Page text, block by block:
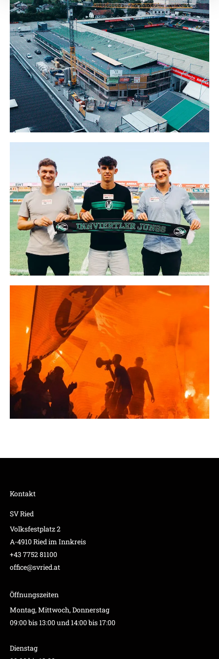
Empfänger entnehmen Sie unserer
Datenschutzerklärung.
Kontakt
SV Ried
Volksfestplatz 2
A-4910 Ried im Innkreis
+43 7752 81100
office@svried.at
Öffnungszeiten
Montag, Mittwoch, Donnerstag
09:00 bis 13:00 und 14:00 bis 17:00
Dienstag